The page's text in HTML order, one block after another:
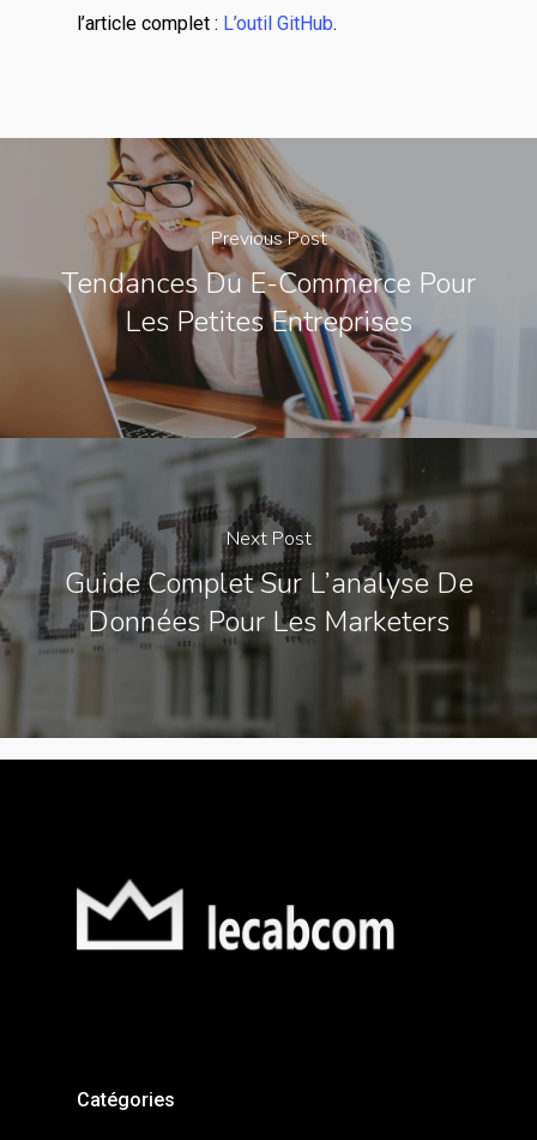
l’article complet : L’outil GitHub.
Previous Post
Tendances Du E-Commerce Pour
Les Petites Entreprises
Next Post
Guide Complet Sur L’analyse De
Données Pour Les Marketers
Catégories